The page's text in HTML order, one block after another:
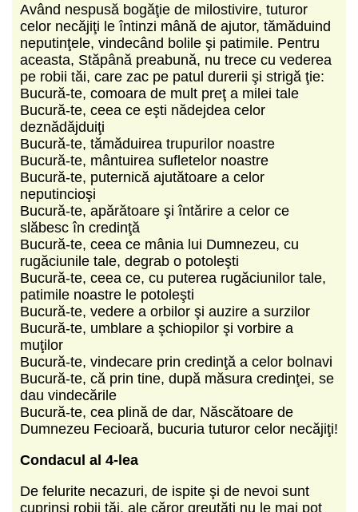
Având nespusă bogăţie de milostivire, tuturor
celor necăjiţi le întinzi mână de ajutor, tămăduind
neputinţele, vindecând bolile şi patimile. Pentru
aceasta, Stăpână preabună, nu trece cu vederea
pe robii tăi, care zac pe patul durerii şi strigă ţie:
Bucură-te, comoara de mult preţ a milei tale
Bucură-te, ceea ce eşti nădejdea celor
deznădăjduiţi
Bucură-te, tămăduirea trupurilor noastre
Bucură-te, mântuirea sufletelor noastre
Bucură-te, puternică ajutătoare a celor
neputincioşi
Bucură-te, apărătoare şi întărire a celor ce
slăbesc în credinţă
Bucură-te, ceea ce mânia lui Dumnezeu, cu
rugăciunile tale, degrab o potoleşti
Bucură-te, ceea ce, cu puterea rugăciunilor tale,
patimile noastre le potoleşti
Bucură-te, vedere a orbilor şi auzire a surzilor
Bucură-te, umblare a şchiopilor şi vorbire a
muţilor
Bucură-te, vindecare prin credinţă a celor bolnavi
Bucură-te, că prin tine, după măsura credinţei, se
dau vindecările
Bucură-te, cea plină de dar, Născătoare de
Dumnezeu Fecioară, bucuria tuturor celor necăjiţi!
Condacul al 4-lea
De felurite necazuri, de ispite şi de nevoi sunt
cuprinşi robii tăi, ale căror greutăţi nu le mai pot